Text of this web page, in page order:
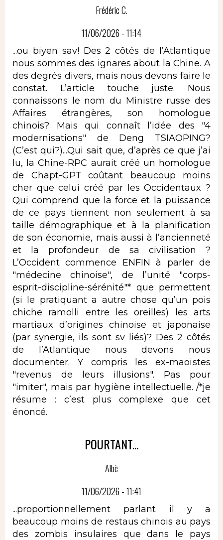
Frédéric C.
11/06/2026 - 11:14
...ou biyen sav! Des 2 côtés de l’Atlantique
nous sommes des ignares about la Chine. A
des degrés divers, mais nous devons faire le
constat. L’article touche juste. Nous
connaissons le nom du Ministre russe des
Affaires étrangères, son homologue
chinois? Mais qui connaît l’idée des "4
modernisations" de Deng TSIAOPING?
(C’est qui?)...Qui sait que, d’après ce que j’ai
lu, la Chine-RPC aurait créé un homologue
de Chapt-GPT coûtant beaucoup moins
cher que celui créé par les Occidentaux ?
Qui comprend que la force et la puissance
de ce pays tiennent non seulement à sa
taille démographique et à la planification
de son économie, mais aussi à l’ancienneté
et la profondeur de sa civilisation ?
L’Occident commence ENFIN à parler de
"médecine chinoise", de l’unité "corps-
esprit-discipline-sérénité"* que permettent
(si le pratiquant a autre chose qu’un pois
chiche ramolli entre les oreilles) les arts
martiaux d’origines chinoise et japonaise
(par synergie, ils sont sv liés)? Des 2 côtés
de l’Atlantique nous devons nous
documenter. Y compris les ex-maoïstes
"revenus de leurs illusions". Pas pour
"imiter", mais par hygiène intellectuelle. /*je
résume : c’est plus complexe que cet
énoncé.
POURTANT...
Albè
11/06/2026 - 11:41
...proportionnellement parlant il y a
beaucoup moins de restaus chinois au pays
des zombis insulaires que dans le pays